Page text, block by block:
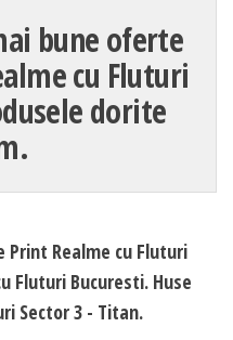
bune oferte
cu Fluturi
dorite
Print Realme cu Fluturi
Fluturi Bucuresti. Huse
Sector 3 - Titan.